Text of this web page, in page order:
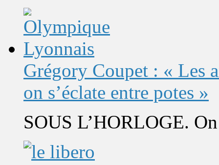
Grégory Coupet : « Les
on s’éclate entre potes »
SOUS L’HORLOGE.